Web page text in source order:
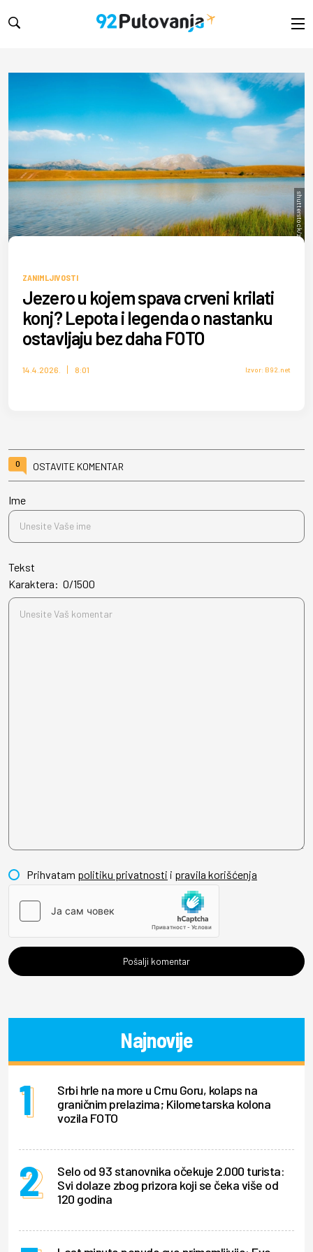
shutterstock/zedspider
ZANIMLJIVOSTI
Jezero u kojem spava crveni krilati
konj? Lepota i legenda o nastanku
ostavljaju bez daha FOTO
14.4.2026. 8:01 Izvor: B92.net
0 OSTAVITE KOMENTAR
Ime
Tekst
Karaktera: 0/1500
Prihvatam politiku privatnosti i pravila korišćenja
Pošalji komentar
Najnovije
Srbi hrle na more u Crnu Goru, kolaps na
graničnim prelazima; Kilometarska kolona
vozila FOTO
Selo od 93 stanovnika očekuje 2.000 turista:
Svi dolaze zbog prizora koji se čeka više od
120 godina